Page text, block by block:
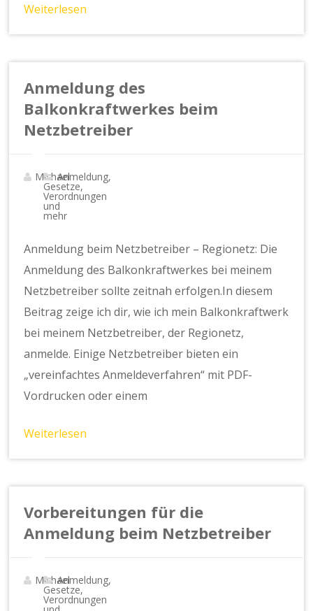
Weiterlesen
Anmeldung des
Balkonkraftwerkes beim
Netzbetreiber
MichaelAnmeldung,
Gesetze,
Verordnungen
und
mehr
Anmeldung beim Netzbetreiber – Regionetz: Die
Anmeldung des Balkonkraftwerkes bei meinem
Netzbetreiber sollte zeitnah erfolgen.In diesem
Beitrag zeige ich dir, wie ich mein Balkonkraftwerk
bei meinem Netzbetreiber, der Regionetz,
anmelde. Einige Netzbetreiber bieten ein
„vereinfachtes Anmeldeverfahren“ mit PDF-
Vordrucken oder einem
Weiterlesen
Vorbereitungen für die
Anmeldung beim Netzbetreiber
MichaelAnmeldung,
Gesetze,
Verordnungen